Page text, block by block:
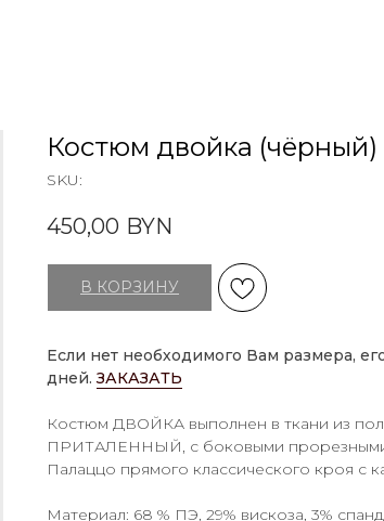
Костюм двойка (чёрный)
SKU:
450,00 BYN
В КОРЗИНУ
Если нет необходимого Вам размера,
дней.ЗАКАЗАТЬ
Костюм ДВОЙКА выполнен в ткани из
ПРИТАЛЕННЫЙ, с боковыми прорезными
Палаццо прямого классического кроя с
Материал: 68 % ПЭ, 29% вискоза, 3%